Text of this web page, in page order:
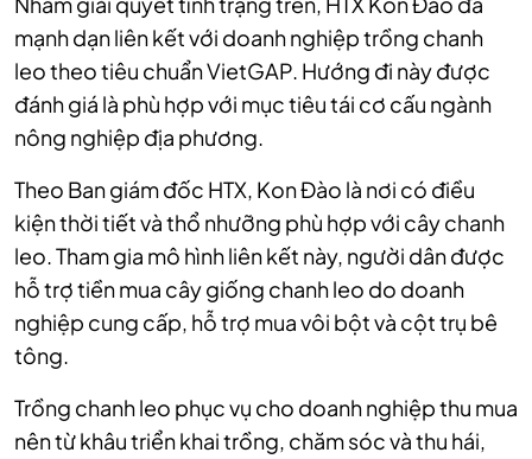
mạnh dạn liên kết với doanh nghiệp trồng chanh
leo theo tiêu chuẩn VietGAP. Hướng đi này được
đánh giá là phù hợp với mục tiêu tái cơ cấu ngành
nông nghiệp địa phương.
Theo Ban giám đốc HTX, Kon Đào là nơi có điều
kiện thời tiết và thổ nhưỡng phù hợp với cây chanh
leo. Tham gia mô hình liên kết này, người dân được
hỗ trợ tiền mua cây giống chanh leo do doanh
nghiệp cung cấp, hỗ trợ mua vôi bột và cột trụ bê
tông.
Trồng chanh leo phục vụ cho doanh nghiệp thu mua
nên từ khâu triển khai trồng, chăm sóc và thu hái,